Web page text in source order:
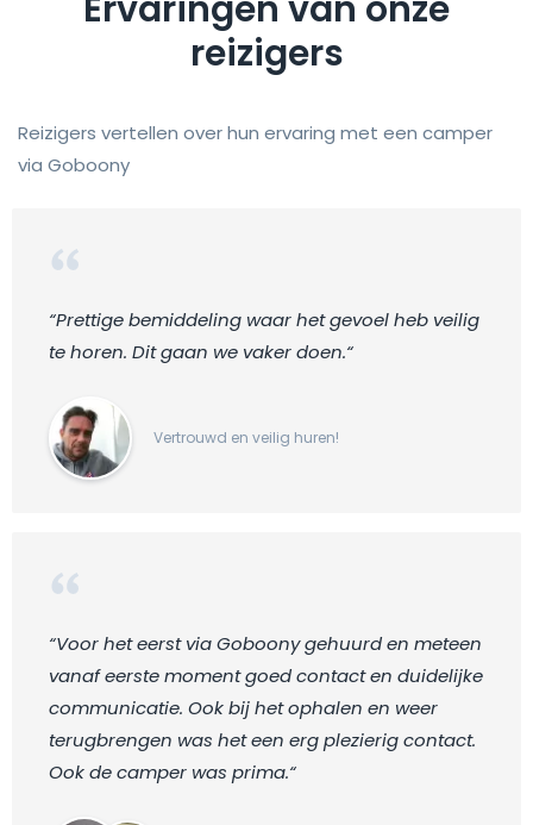
reizigers
Reizigers vertellen over hun ervaring met een camper
via Goboony
“Prettige bemiddeling waar het gevoel heb veilig
te horen. Dit gaan we vaker doen.“
Vertrouwd en veilig huren!
“Voor het eerst via Goboony gehuurd en meteen
vanaf eerste moment goed contact en duidelijke
communicatie. Ook bij het ophalen en weer
terugbrengen was het een erg plezierig contact.
Ook de camper was prima.“